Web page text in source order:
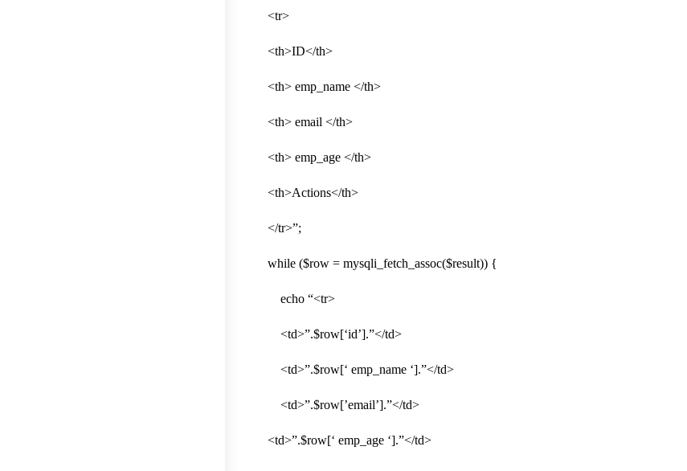
<tr>
<th>ID</th>
<th> emp_name </th>
<th> email </th>
<th> emp_age </th>
<th>Actions</th>
</tr>”;
while ($row = mysqli_fetch_assoc($result)) {
echo “<tr>
<td>”.$row[‘id’].”</td>
<td>”.$row[‘ emp_name ‘].”</td>
<td>”.$row[’email’].”</td>
<td>”.$row[‘ emp_age ‘].”</td>